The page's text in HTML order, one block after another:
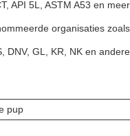
API 5L, ASTM A53 en meer
organisaties
DNV, GL, KR, NK en
pup